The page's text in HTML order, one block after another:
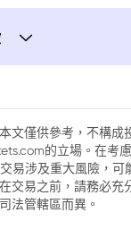
文僅供參考，不構
的立場。在考
易涉及重大風險，
交易之前，請務必充
法管轄區而異。